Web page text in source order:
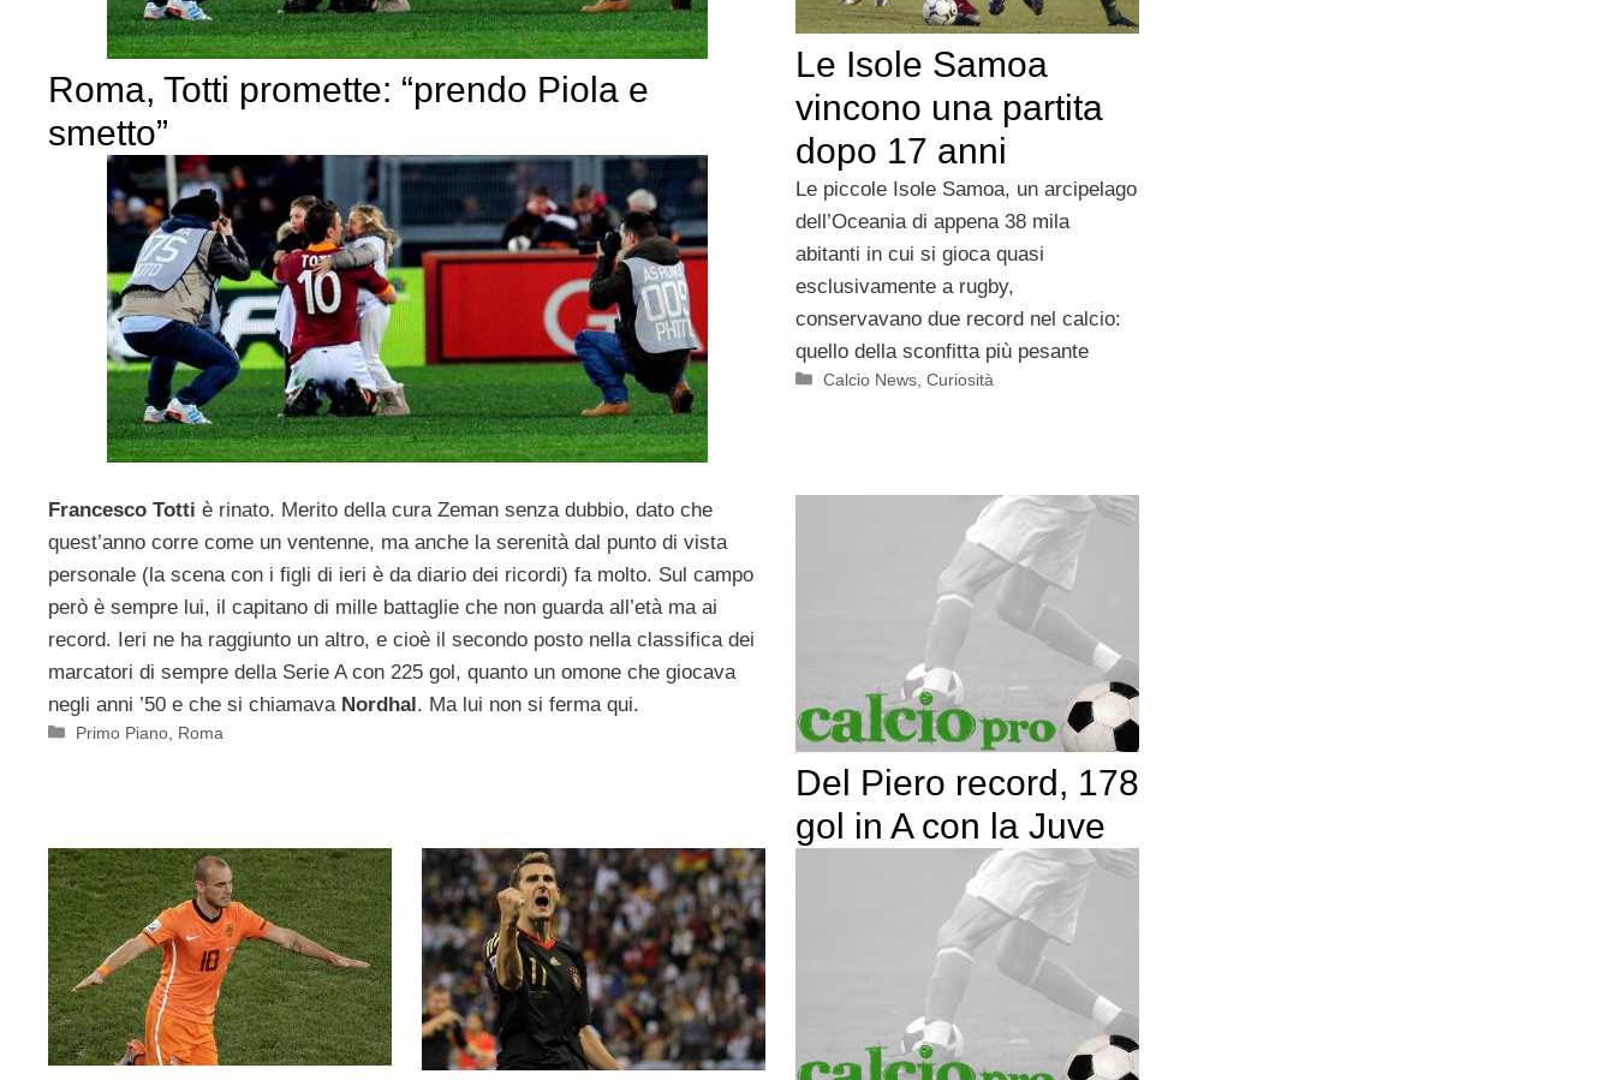
Roma, Totti promette: “prendo Piola e
smetto”
Francesco Totti è rinato. Merito della cura Zeman senza dubbio, dato che
quest’anno corre come un ventenne, ma anche la serenità dal punto di vista
personale (la scena con i figli di ieri è da diario dei ricordi) fa molto. Sul campo
però è sempre lui, il capitano di mille battaglie che non guarda all’età ma ai
record. Ieri ne ha raggiunto un altro, e cioè il secondo posto nella classifica dei
marcatori di sempre della Serie A con 225 gol, quanto un omone che giocava
negli anni ’50 e che si chiamava Nordhal. Ma lui non si ferma qui.
Categorie
Primo Piano Roma
Le Isole Samoa
vincono una partita
dopo 17 anni
Le piccole Isole Samoa, un arcipelago
dell’Oceania di appena 38 mila
abitanti in cui si gioca quasi
esclusivamente a rugby,
conservavano due record nel calcio:
quello della sconfitta più pesante
Categorie
Calcio News ,Curiosità
Del Piero record, 178
gol in A con la Juve